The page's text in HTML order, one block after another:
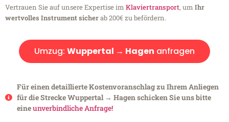
Vertrauen Sie auf unsere Expertise im Klaviertransport, um Ihr
wertvolles Instrument sicherab 200€ zu befördern.
Umzug: Wuppertal → Hagen anfragen
Für einen detaillierte Kostenvoranschlag zu Ihrem Anliegen
für die Strecke Wuppertal → Hagen schicken Sie uns bitte
eineunverbindliche Anfrage!